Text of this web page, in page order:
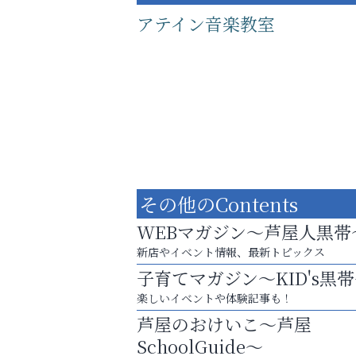
アテイン音楽教室
あなたらしく奏でる、音楽の時間
トレファク出張買取
その他のContents
WEBマガジン～芦屋人黒帯
新店やイベント情報、最新トピックス
子育てマガジン～KID's黒
楽しいイベントや体験記事も！
芦屋のおけいこ～芦屋
SchoolGuide～